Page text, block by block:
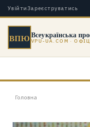
Увійти Зареєструватись
ВПЮВсеукраїнська
VPU-UA.COM ·
Головна